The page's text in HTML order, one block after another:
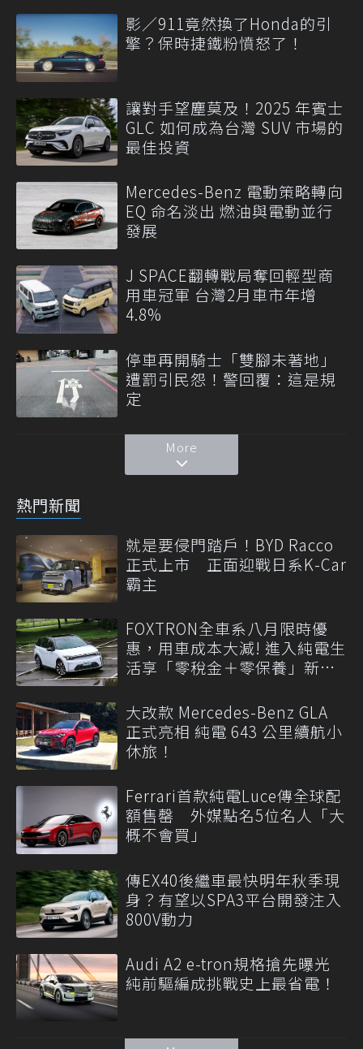
影／911竟然換了Honda的引
擎？保時捷鐵粉憤怒了！
讓對手望塵莫及！2025 年賓士
GLC 如何成為台灣 SUV 市場的
最佳投資
Mercedes-Benz 電動策略轉向
EQ 命名淡出 燃油與電動並行
發展
J SPACE翻轉戰局奪回輕型商
用車冠軍 台灣2月車市年增
4.8%
停車再開騎士「雙腳未著地」
遭罰引民怨！警回覆：這是規
定
More
熱門新聞
就是要侵門踏戶！BYD Racco
正式上市 正面迎戰日系K-Car
霸主
FOXTRON全車系八月限時優
惠，用車成本大減! 進入純電生
活享「零稅金＋零保養」新時
大改款 Mercedes-Benz GLA
正式亮相 純電 643 公里續航小
休旅！
Ferrari首款純電Luce傳全球配
額售罄 外媒點名5位名人「大
概不會買」
傳EX40後繼車最快明年秋季現
身？有望以SPA3平台開發注入
800V動力
Audi A2 e-tron規格搶先曝光
純前驅編成挑戰史上最省電！